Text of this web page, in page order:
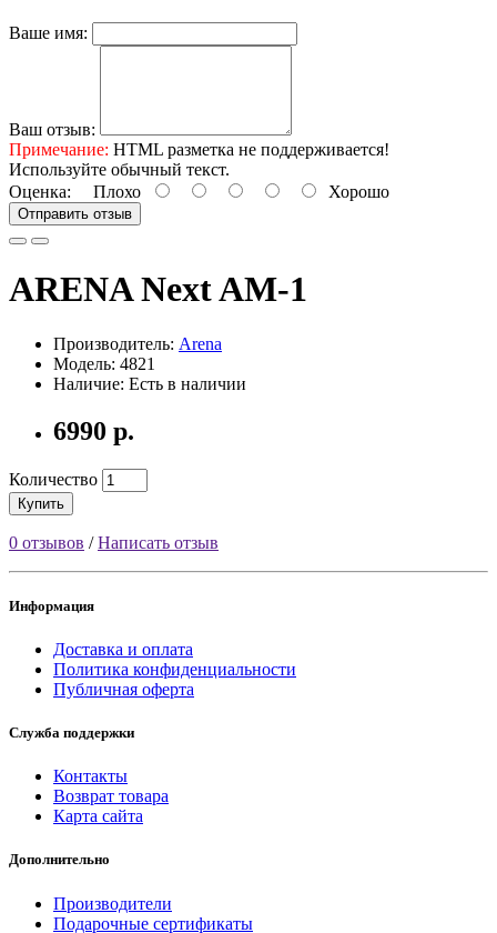
Ваше имя:
Ваш отзыв:
Примечание: HTML разметка не поддерживается!
Используйте обычный текст.
Оценка: Плохо Хорошо
Отправить отзыв
ARENA Next AM-1
Производитель: Arena
Модель: 4821
Наличие: Есть в наличии
6990 р.
Количество
Купить
0 отзывов /Написать отзыв
Информация
Доставка и оплата
Политика конфиденциальности
Публичная оферта
Служба поддержки
Контакты
Возврат товара
Карта сайта
Дополнительно
Производители
Подарочные сертификаты